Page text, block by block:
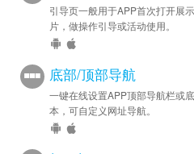
引导页一般用于APP首次打开展
片，做操作引导或活动使用。
底部/顶部导航
一键在线设置APP顶部导航栏或
本，可自定义网址导航。